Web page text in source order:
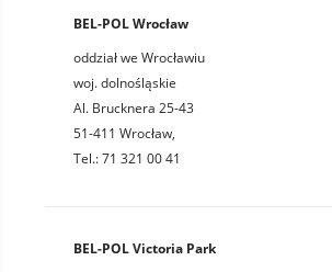
BEL-POL Wrocław
oddział we Wrocławiu
woj. dolnośląskie
Al. Brucknera 25-43
51-411 Wrocław,
Tel.: 71 321 00 41
BEL-POL Victoria Park